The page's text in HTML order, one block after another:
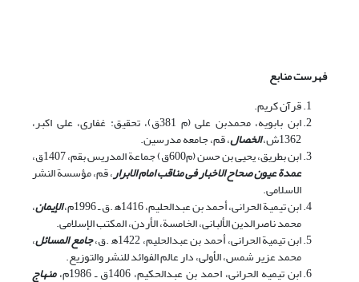
فهرست منابع
قرآن کریم.
ابن بابویه، محمدبن علی (م 381ق)، تحقیق: غفاری، علی اکبر،
1362ش، الخصال، قم، جامعه مدرسین.
ابن بطریق، یحیی بن حسن (م600ق) جماعة المدریس بقم، 1407ق،
عمدة عیون صحاح الاخبار فی مناقب امام الابرار، قم، مؤسسة النشر
الاسلامی.
ابن تیمیة الحرانی، أحمد بن عبدالحلیم، 1416ه‍ .ق ـ 1996م، الإیمان،
محمد ناصرالدین الألبانی، الخامسة، الأردن، المکتب الإسلامی.
ابن تیمیة الحرانی، أحمد بن عبدالحلیم، 1422‌ه‍ ‍.ق، جامع المسائل،
محمد عزیر شمس، الأولی، دار عالم الفوائد للنشر والتوزیع.
ابن تیمیه الحرانی، احمد بن عبدالحکیم، 1406ق ـ‌ 1986م، منهاج